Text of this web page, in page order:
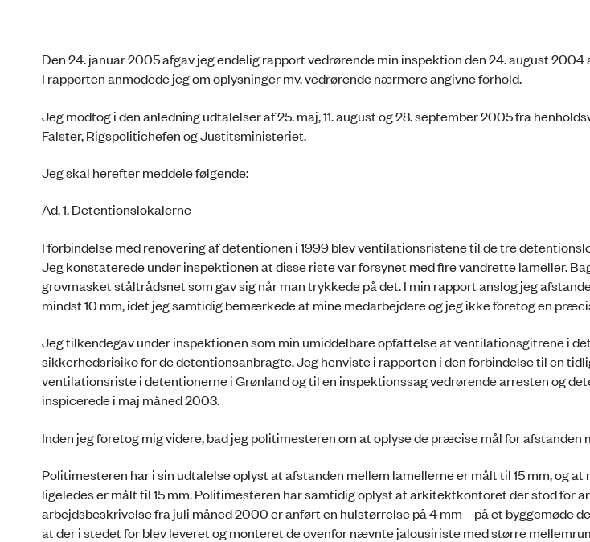
Den 24. januar 2005 afgav jeg endelig rapport vedrørende min inspektion den 24. august 2004
I rapporten anmodede jeg om oplysninger mv. vedrørende nærmere angivne forhold.
Jeg modtog i den anledning udtalelser af 25. maj, 11. august og 28. september 2005 fra
Falster, Rigspolitichefen og Justitsministeriet.
Jeg skal herefter meddele følgende:
Ad. 1. Detentionslokalerne
I forbindelse med renovering af detentionen i 1999 blev ventilationsristene til de tre
Jeg konstaterede under inspektionen at disse riste var forsynet med fire vandrette lameller.
grovmasket ståltrådsnet som gav sig når man trykkede på det. I min rapport anslog jeg
mindst 10 mm, idet jeg samtidig bemærkede at mine medarbejdere og jeg ikke foretog en
Jeg tilkendegav under inspektionen som min umiddelbare opfattelse at ventilationsgitrene i
sikkerhedsrisiko for de detentionsanbragte. Jeg henviste i rapporten i den forbindelse til en
ventilationsriste i detentionerne i Grønland og til en inspektionssag vedrørende arresten og
inspicerede i maj måned 2003.
Inden jeg foretog mig videre, bad jeg politimesteren om at oplyse de præcise mål for afstanden
Politimesteren har i sin udtalelse oplyst at afstanden mellem lamellerne er målt til 15 mm, og
ligeledes er målt til 15 mm. Politimesteren har samtidig oplyst at arkitektkontoret der stod for
arbejdsbeskrivelse fra juli måned 2000 er anført en hulstørrelse på 4 mm – på et byggemøde
at der i stedet for blev leveret og monteret de ovenfor nævnte jalousiriste med større